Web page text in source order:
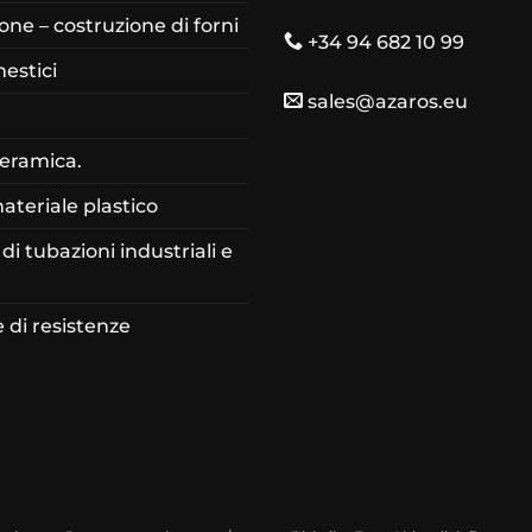
– costruzione di forni
plastico
tubazioni industriali e
resistenze
+34 94 682 10 99
sales@azaros.eu